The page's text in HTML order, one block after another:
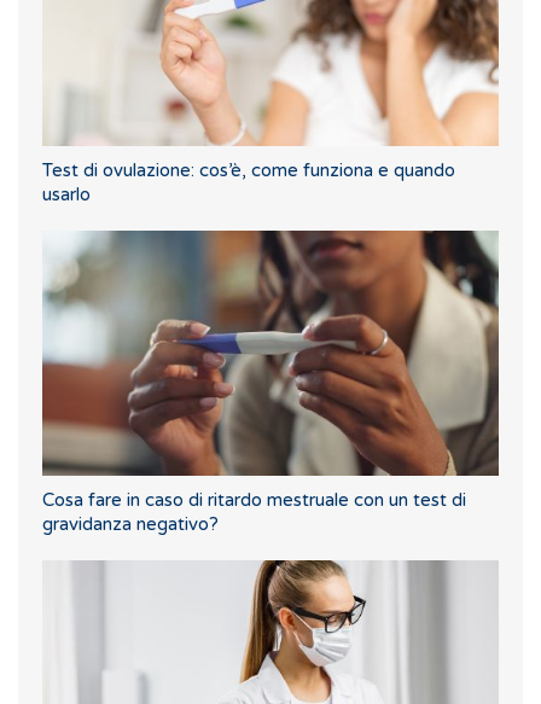
Test di ovulazione: cos’è, come funziona e quando
usarlo
Cosa fare in caso di ritardo mestruale con un test di
gravidanza negativo?